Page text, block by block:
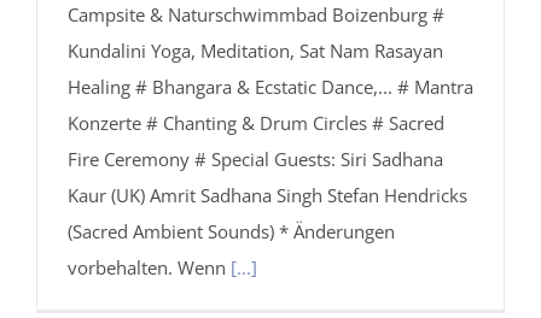
Campsite & Naturschwimmbad Boizenburg #
Kundalini Yoga, Meditation, Sat Nam Rasayan
Healing # Bhangara & Ecstatic Dance,... # Mantra
Konzerte # Chanting & Drum Circles # Sacred
Fire Ceremony # Special Guests: Siri Sadhana
Kaur (UK) Amrit Sadhana Singh Stefan Hendricks
(Sacred Ambient Sounds) * Änderungen
vorbehalten. Wenn [...]